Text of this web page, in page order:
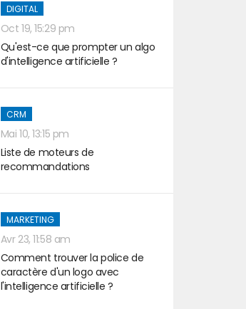
DIGITAL
Oct 19, 15:29 pm
Qu'est-ce que prompter un algo
d'intelligence artificielle ?
CRM
Mai 10, 13:15 pm
Liste de moteurs de
recommandations
MARKETING
Avr 23, 11:58 am
Comment trouver la police de
caractère d'un logo avec
l'intelligence artificielle ?